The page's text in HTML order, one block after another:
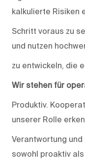
kalkulierte Risiken
Schritt voraus zu
und nutzen
zu entwickeln, die
Wir stehen für
Produktiv.
unserer Rolle
Verantwortung
sowohl proaktiv